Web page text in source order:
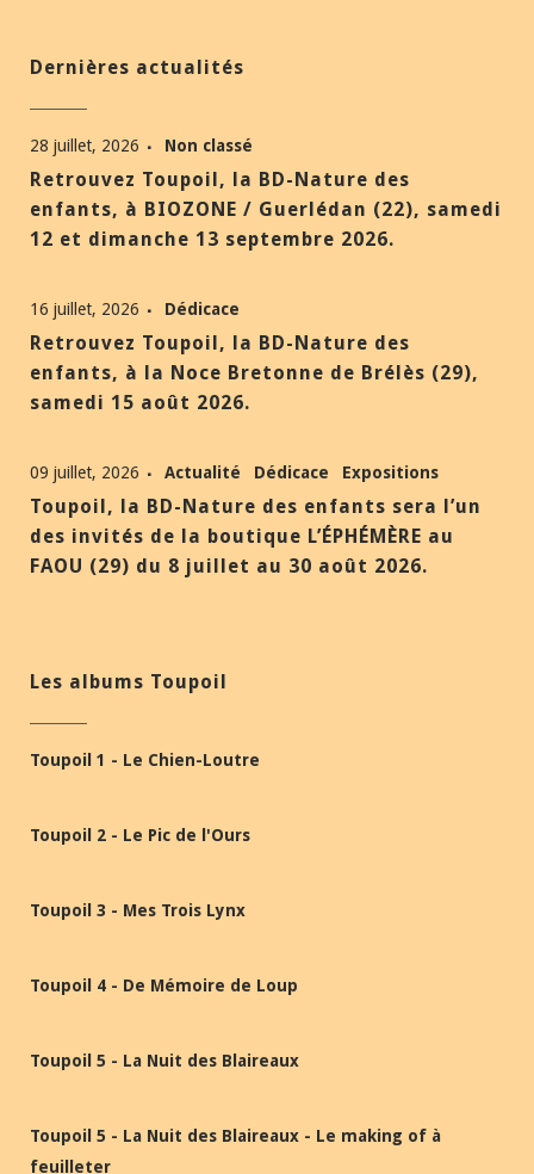
Dernières actualités
28 juillet, 2026 Non classé
Retrouvez Toupoil, la BD-Nature des
enfants, à BIOZONE / Guerlédan (22), samedi
12 et dimanche 13 septembre 2026.
16 juillet, 2026 Dédicace
Retrouvez Toupoil, la BD-Nature des
enfants, à la Noce Bretonne de Brélès (29),
samedi 15 août 2026.
09 juillet, 2026 Actualité Dédicace Expositions
Toupoil, la BD-Nature des enfants sera l’un
des invités de la boutique L’ÉPHÉMÈRE au
FAOU (29) du 8 juillet au 30 août 2026.
Les albums Toupoil
Toupoil 1 - Le Chien-Loutre
Toupoil 2 - Le Pic de l'Ours
Toupoil 3 - Mes Trois Lynx
Toupoil 4 - De Mémoire de Loup
Toupoil 5 - La Nuit des Blaireaux
Toupoil 5 - La Nuit des Blaireaux - Le making of à
feuilleter